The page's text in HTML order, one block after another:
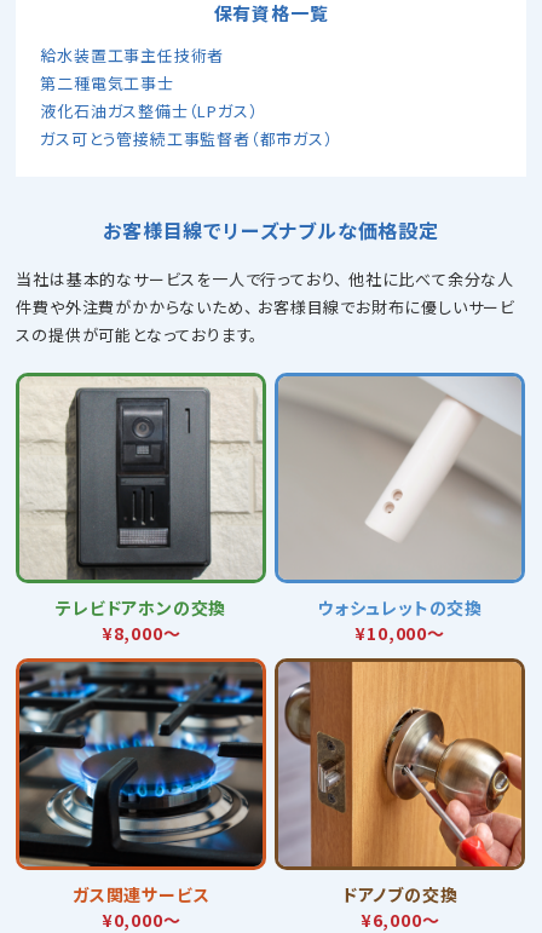
保有資格一覧
給水装置工事主任技術者
第二種電気工事士
液化石油ガス整備士（LPガス）
ガス可とう管接続工事監督者（都市ガス）
お客様目線でリーズナブルな価格設定
当社は基本的なサービスを一人で行っており、 他社に比べて余分な人
件費や外注費がかからないため、 お客様目線でお財布に優しいサービ
スの提供が可能となっております。
テレビドアホンの交換
¥8,000〜
ウォシュレットの交換
¥10,000〜
ガス関連サービス
¥0,000〜
ドアノブの交換
¥6,000〜